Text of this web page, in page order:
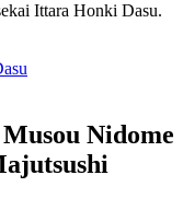
Ittara Honki Dasu.
Nidome